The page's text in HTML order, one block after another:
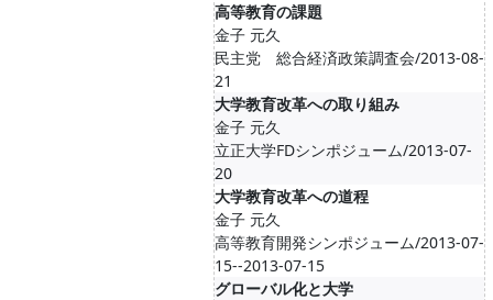
高等教育の課題
金子 元久
民主党 総合経済政策調査会/2013-08-
21
大学教育改革への取り組み
金子 元久
立正大学FDシンポジューム/2013-07-
20
大学教育改革への道程
金子 元久
高等教育開発シンポジューム/2013-07-
15--2013-07-15
グローバル化と大学